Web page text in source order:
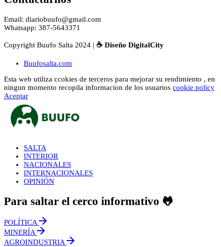
Email: diariobuufo@gmail.com
Whatsapp: 387-5643371
Copyright Buufo Salta 2024 | ☕ Diseño DigitalCity
Buufosalta.com
Esta web utiliza ccokies de terceros para mejorar su rendimiento , en
ningun momento recopila informacion de los usuarios cookie policy
Aceptar
SALTA
INTERIOR
NACIONALES
INTERNACIONALES
OPINIÓN
Para saltar el cerco informativo 🐸
POLÍTICA
MINERÍA
AGROINDUSTRIA